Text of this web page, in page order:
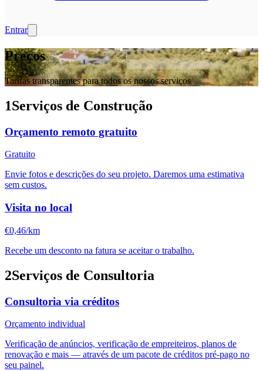
Entrar
Preços
Tarifas transparentes para todos os nossos serviços
1Serviços de Construção
Orçamento remoto gratuito
Gratuito
Envie fotos e descrições do seu projeto. Daremos uma estimativa
sem custos.
Visita no local
€0,46/km
Recebe um desconto na fatura se aceitar o trabalho.
2Serviços de Consultoria
Consultoria via créditos
Orçamento individual
Verificação de anúncios, verificação de empreiteiros, planos de
renovação e mais — através de um pacote de créditos pré-pago no
seu painel.